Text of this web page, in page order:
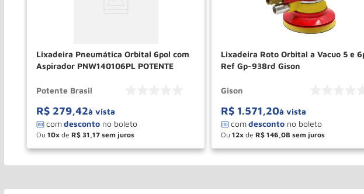
Lixadeira Pneumática Orbital 6pol com
Aspirador PNW140106PL POTENTE
Potente Brasil
R$ 279,42à vista
Ou 10 de R$ 31 17
＋
－ COMPRAR
Lixadeira Roto Orbital a Vacuo 5 e
Ref Gp-938rd Gison
Gison
R$ 1.571,20à vista
Ou 12 de R$ 146 08
＋
－ COMPRAR